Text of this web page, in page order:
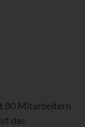
80 Mitarbeitern
das